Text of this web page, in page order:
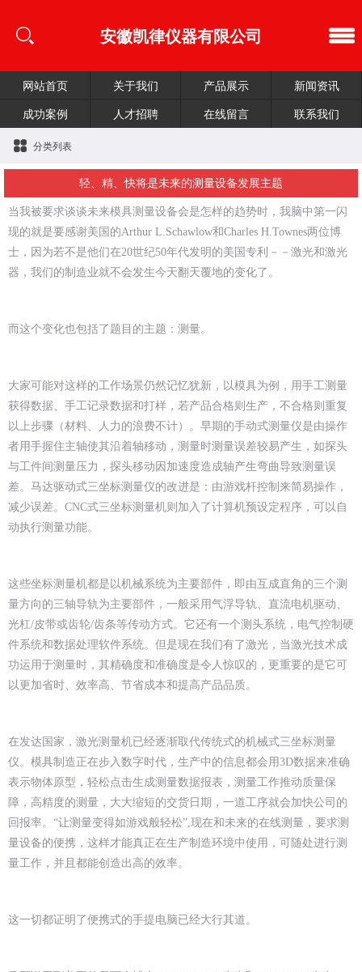
安徽凯律仪器有限公司
网站首页 关于我们 产品展示
新闻资讯
成功案例
人才招聘 在线留言 联系我们
分类列表
轻、精、快将是未来的测量设备发展主题
当我被要求谈谈未来模具测量设备会是怎样的趋势时，我脑中第一闪
现的就是要感谢美国的Arthur L.Schawlow和Charles H.Townes两位博
士，因为若不是他们在20世纪50年代发明的美国专利－－激光和激光
器，我们的制造业就不会发生今天翻天覆地的变化了。
而这个变化也包括了题目的主题：测量。
大家可能对这样的工作场景仍然记忆犹新，以模具为例，用手工测量
获得数据、手工记录数据和打样，若产品合格则生产，不合格则重复
以上步骤（材料、人力的浪费不计）。早期的手动式测量仪是由操作
者用手握住主轴使其沿着轴移动，测量时测量误差较易产生，如探头
与工件间测量压力，探头移动因加速度造成轴产生弯曲导致测量误
差。马达驱动式三坐标测量仪的改进是：由游戏杆控制来简易操作，
减少误差。CNC式三坐标测量机则加入了计算机预设定程序，可以自
动执行测量功能。
这些坐标测量机都是以机械系统为主要部件，即由互成直角的三个测
量方向的三轴导轨为主要部件，一般采用气浮导轨、直流电机驱动、
光杠/皮带或齿轮/齿条等传动方式。它还有一个测头系统，电气控制硬
件系统和数据处理软件系统。但是现在我们有了激光，当激光技术成
功运用于测量时，其精确度和准确度是令人惊叹的，更重要的是它可
以更加省时、效率高、节省成本和提高产品品质。
在发达国家，激光测量机已经逐渐取代传统式的机械式三坐标测量
仪。模具制造正在步入数字时代，生产中的信息都会用3D数据来准确
表示物体原型，轻松点击生成测量数据报表，测量工作推动质量保
障，高精度的测量，大大缩短的交货日期，一道工序就会加快公司的
回报率。“让测量变得如游戏般轻松”,现在和未来的在线测量，要求测
量设备的便携，这样才能真正在生产制造环境中使用，可随处进行测
量工作，并且都能创造出高的效率。
这一切都证明了便携式的手提电脑已经大行其道。